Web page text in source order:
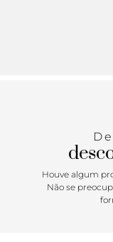
Houve algum
Não se